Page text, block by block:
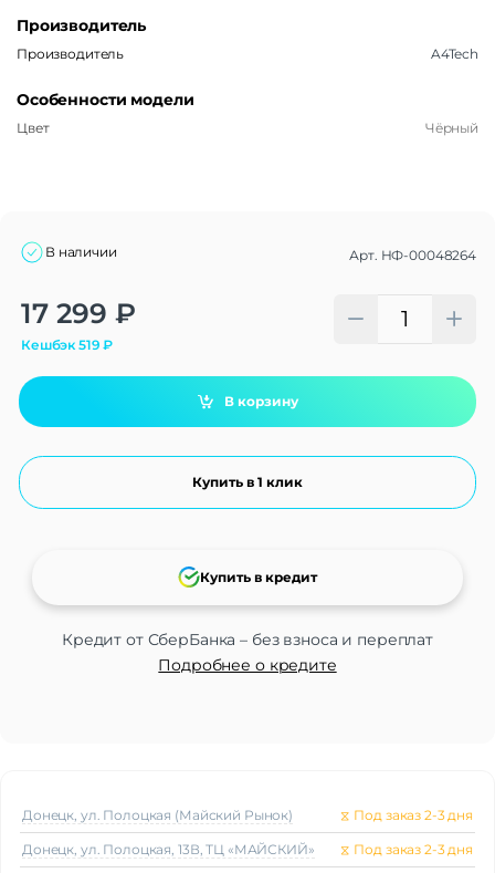
Производитель
Производитель A4Tech
Особенности модели
Цвет Чёрный
В наличии Арт. НФ-00048264
17 299 ₽
Кешбэк519 ₽
В корзину
Купить в 1 клик
Кредит от СберБанка – без взноса и переплат
Подробнее о кредите
Купить в кредит
Alternative:
Донецк, ул. Полоцкая (Майский Рынок) ⧖ Под заказ 2-3 дня
Донецк, ул. Полоцкая, 13В, ТЦ «МАЙСКИЙ» ⧖ Под заказ 2-3 дня